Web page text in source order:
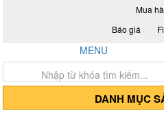
Mua
Báo giá
MENU
Trang chủ
Giới thiệu
Thép hộp mạ kẽm - Thép hộp
DANH MỤC